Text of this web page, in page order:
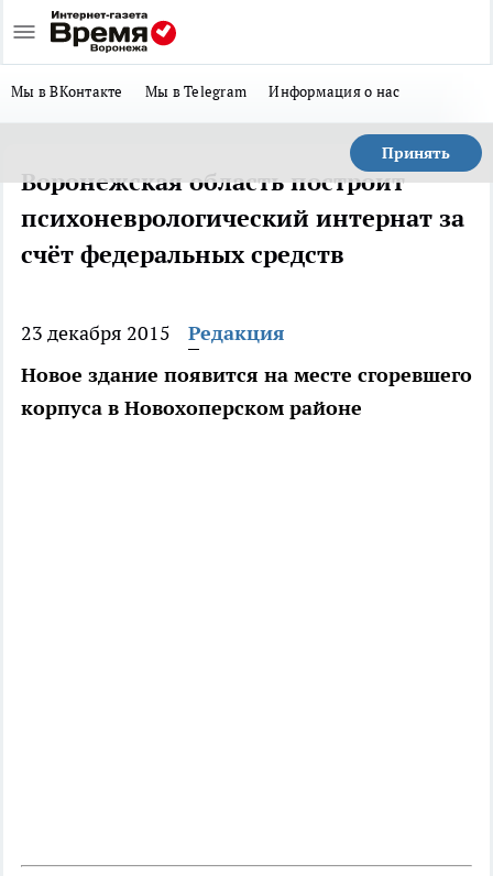
Мы в ВКонтакте Мы в Telegram Информация о нас
Принять
Воронежская область построит
психоневрологический интернат за
счёт федеральных средств
23 декабря 2015
Редакция
Новое здание появится на месте сгоревшего
корпуса в Новохоперском районе